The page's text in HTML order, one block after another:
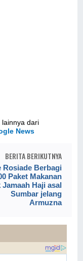
lainnya dari
News
BERITA BERIKUTNYA
Rosiade Berbagi
Paket Makanan
Jamaah Haji asal
Sumbar jelang
Armuzna